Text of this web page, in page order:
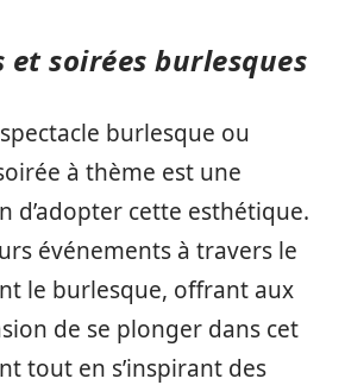
et soirées burlesques
burlesque ou
à thème est une
d’adopter cette esthétique.
événements à travers le
le burlesque, offrant aux
de se plonger dans cet
tout en s’inspirant des